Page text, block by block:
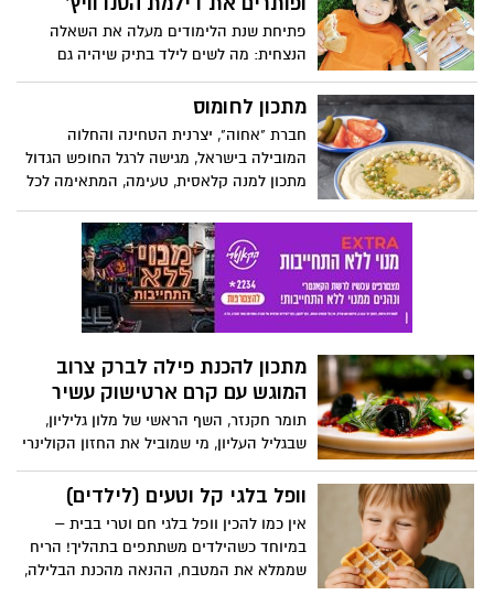
פתיחת שנת הלימודים מעלה את השאלה
הנצחית: מה לשים לילד בתיק שיהיה גם
טעים, גם בריא – וגם לא יחזור בשלמותו?
הורים רבים מכירים את המצב מקרוב:
הביתה בבושת פנים, בשלמותו. לפעמים זה
לא בגלל הטעם, אלא בגלל ההגשה והגישה.
מתכון לחומוס
חברת "אחוה", יצרנית הטחינה והחלוה
המובילה בישראל, מגישה לרגל החופש הגדול
מתכון למנה קלאסית, טעימה, המתאימה לכל
גרגירי חומוס יבשים או מוכנים, בשילוב טחינה
מסורתית מעודנת, המוגשת עם גרגירי חומוס
מבושלים מעל, פטרוזיליה וצנוברים – כמו
במסעדות. מנה מנצחת, קלה להכנה
המתאימה כתוספת או כארוחה לכל
מתכון להכנת פילה לברק צרוב
המוגש עם קרם ארטישוק עשיר
תומר חקנזר, השף הראשי של מלון גליליון,
שבגליל העליון, מי שמוביל את החזון הקולינרי
של מלון הפרמיום, הממוקם בלב עמק החולה,
ממשיך להפתיע עם מנות המשלבות חומרי
הפעם, מגיש תומר מנה אלגנטית ומעודנת
הלקוחה מתפריט הערב של המלון: פילה
לברק צרוב, המוגש עם קרם ארטישוק עשיר
וופל בלגי קל וטעים (לילדים)
אין כמו להכין וופל בלגי חם וטרי בבית –
במיוחד כשהילדים משתתפים בתהליך! הריח
שממלא את המטבח, ההנאה מהכנת הבלילה,